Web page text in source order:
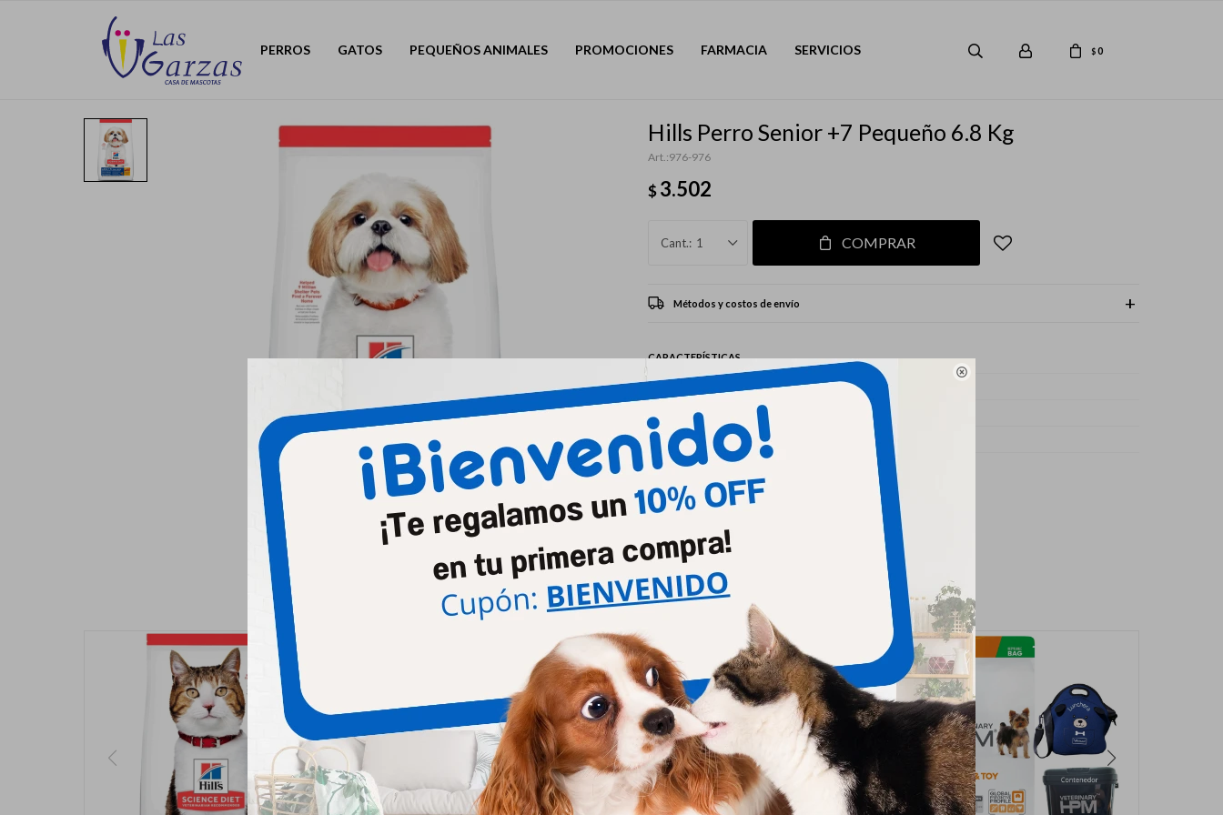

PERROS GATOS PEQUEÑOS ANIMALES PROMOCIONES FARMACIA SERVICIOS $0
Hills Perro Senior +7 Pequeño 6.8 Kg
976-976
$3.502
1 COMPRAR
Métodos y costos de envío
CARACTERÍSTICAS
Mascota
Perros
Etapa de vida
Tamaño de la raza
Productos que te pueden interesar